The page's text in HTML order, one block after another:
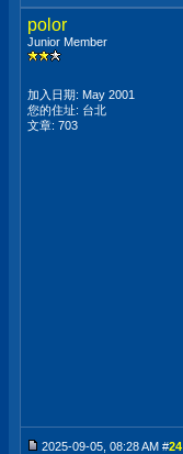
polor
Junior Member
加入日期: May 2001
您的住址: 台北
文章: 703
2025-09-05, 08:28 AM #24